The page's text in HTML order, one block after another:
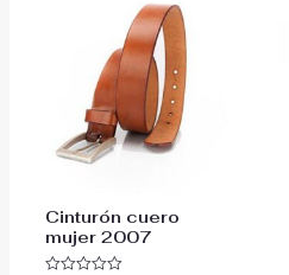
Cinturón cuero
mujer 2007